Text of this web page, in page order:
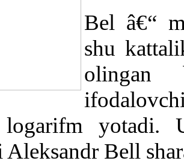
Bel â€“
shu
olingan
logarifm
Bell